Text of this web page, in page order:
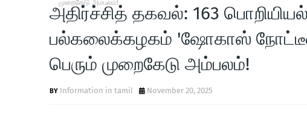
முறைகேடு அம்பலம்!
அதிர்ச்சித் தகவல்: 163
பல்கலைக்கழகம் 'ஷோகாஸ் நோட்டீஸ்'
பெரும் முறைகேடு அம்பலம்!
Information in tamil November 20, 2025